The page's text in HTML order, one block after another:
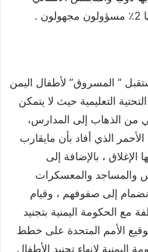
” المسروق” لأطفال اليمن
التعليمية حيث لا يتمكن
من الذهاب إلى المدارس،
الذي أفاد بأن مايقارب
، بالإضافة إلى
والمساجد والمعسكرات
إلى صفوفهم ، وقيام
مع الحكومة اليمنية بتجنيد
الأمم المتحدة على خطط
اليمنية لإنهاء تجنيد الأطفال